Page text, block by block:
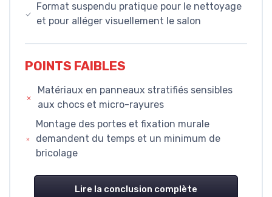
Format suspendu pratique pour le nettoyage
et pour alléger visuellement le salon
POINTS FAIBLES
Matériaux en panneaux stratifiés sensibles
aux chocs et micro-rayures
Montage des portes et fixation murale
demandent du temps et un minimum de
bricolage
Lire la conclusion complète